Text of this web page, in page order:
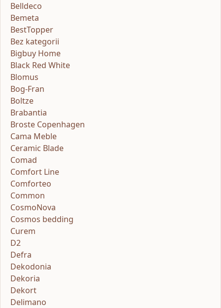
Belldeco
Bemeta
BestTopper
Bez kategorii
Bigbuy Home
Black Red White
Blomus
Bog-Fran
Boltze
Brabantia
Broste Copenhagen
Cama Meble
Ceramic Blade
Comad
Comfort Line
Comforteo
Common
CosmoNova
Cosmos bedding
Curem
D2
Defra
Dekodonia
Dekoria
Dekort
Delimano